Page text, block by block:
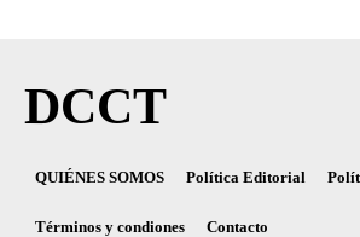
DCCT
QUIÉNES SOMOS Política Editorial
Términos y condiones Contacto